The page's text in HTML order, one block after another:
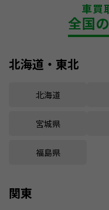
車買
全国
北海道・東北
北海道
宮城県
福島県
関東